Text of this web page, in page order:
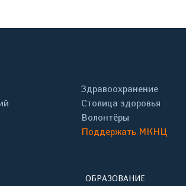
Здравоохранение
Столица здоровья
Волонтёры
Поддержать МКНЦ
ОБРАЗОВАНИЕ